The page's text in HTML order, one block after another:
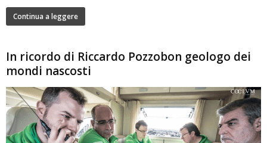
Continua a leggere
In ricordo di Riccardo Pozzobon geologo dei
mondi nascosti